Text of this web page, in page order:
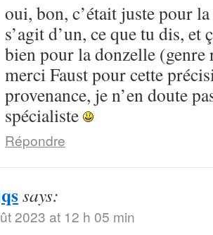
oui, bon, c’était juste pour
s’agit d’un, ce que tu dis, et
bien pour la donzelle
merci Faust pour cette
provenance, je n’en doute
spécialiste
Répondre
says:
2023 at 12 h 05 min